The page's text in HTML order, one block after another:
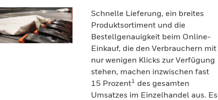
Schnelle Lieferung, ein breites
Produktsortiment und die
Bestellgenauigkeit beim Online-
Einkauf, die den Verbrauchern mit
nur wenigen Klicks zur Verfügung
stehen, machen inzwischen fast
15 Prozent1 des gesamten
Umsatzes im Einzelhandel aus. Es